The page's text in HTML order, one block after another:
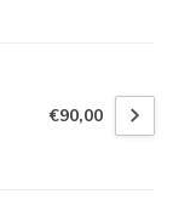
€90,00